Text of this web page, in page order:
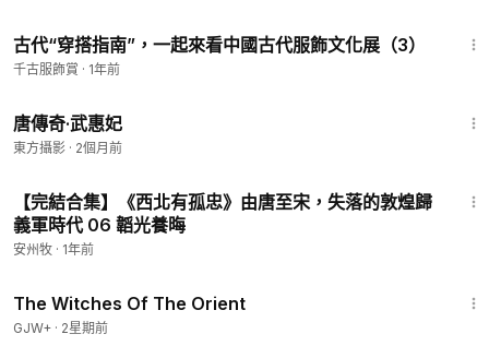
古代“穿搭指南”，一起來看中國古代服飾文化展（3）
千古服飾賞 · 1年前
唐傳奇·武惠妃
東方攝影 · 2個月前
【完結合集】《西北有孤忠》由唐至宋，失落的敦煌歸
義軍時代 06 韜光養晦
安州牧 · 1年前
The Witches Of The Orient
GJW+ · 2星期前